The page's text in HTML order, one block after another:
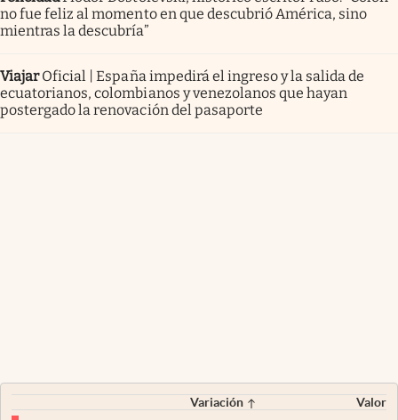
no fue feliz al momento en que descubrió América, sino
mientras la descubría”
Viajar Oficial | España impedirá el ingreso y la salida de
ecuatorianos, colombianos y venezolanos que hayan
postergado la renovación del pasaporte
Variación
Valor